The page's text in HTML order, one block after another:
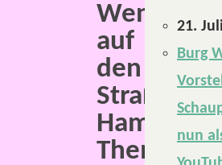
Wenn
auf
den
Straßen
Hamburgs
Themen
21.
Burg
nun